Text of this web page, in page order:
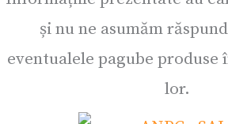
și nu ne asumăm
eventualele pagube
lor.